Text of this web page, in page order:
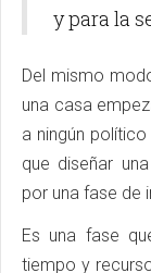
y para la
Del mismo
una casa
a ningún
que diseñar
por una fase de
Es una fase
tiempo y